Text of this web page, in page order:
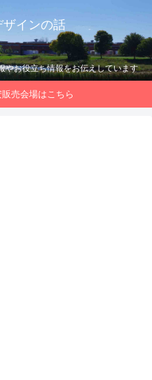
インの話
やお役立ち情報をお伝えしています
売会場はこちら